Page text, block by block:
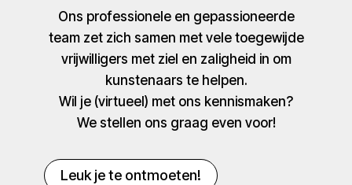
Ons professionele en gepassioneerde
team zet zich samen met vele toegewijde
vrijwilligers met ziel en zaligheid in om
kunstenaars te helpen.
Wil je (virtueel) met ons kennismaken?
We stellen ons graag even voor!
Leuk je te ontmoeten!